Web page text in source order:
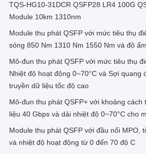
TQS-HG10-31DCR QSFP28 LR4 100G
Module 10km 1310nm
Module thu phát QSFP với mức tiêu thụ
sóng 850 Nm 1310 Nm 1550 Nm và độ
Mô-đun thu phát QSFP với mức tiêu thụ
Nhiệt độ hoạt động 0~70°C và Sợi quang
truyền dữ liệu tốc độ cao
Mô-đun thu phát QSFP+ với khoảng cách
liệu 40 Gbps và dải nhiệt độ 0~70°C cho
Module thu phát QSFP với đầu nối MPO,
và nhiệt độ hoạt động từ 0 đến 70 độ C